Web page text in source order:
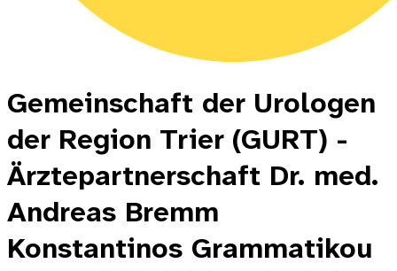
Gemeinschaft der Urologen
der Region Trier (GURT) -
Ärztepartnerschaft Dr. med.
Andreas Bremm
Konstantinos Grammatikou